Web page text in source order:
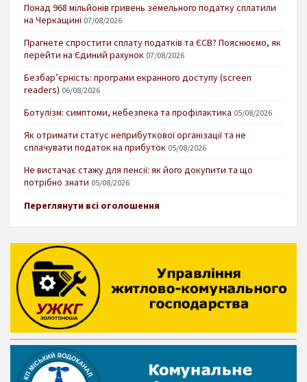
Понад 968 мільйонів гривень земельного податку сплатили
на Черкащині 07/08/2026
Прагнете спростити сплату податків та ЄСВ? Пояснюємо, як
перейти на Єдиний рахунок 07/08/2026
Безбар’єрність: програми екранного доступу (screen
readers) 06/08/2026
Ботулізм: симптоми, небезпека та профілактика 05/08/2026
Як отримати статус неприбуткової організації та не
сплачувати податок на прибуток 05/08/2026
Не вистачає стажу для пенсії: як його докупити та що
потрібно знати 05/08/2026
Переглянути всі оголошення